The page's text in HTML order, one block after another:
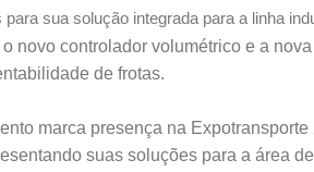
sua solução integrada para a linha
novo controlador volumétrico e a
de frotas.
marca presença na
suas soluções para a área